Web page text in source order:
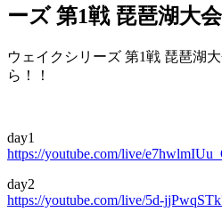
ーズ 第1戦 琵琶湖大会
ウェイクシリーズ 第1戦 琵琶湖
ら！！
day1
https://youtube.com/live/
day2
https://youtube.com/live/5d-